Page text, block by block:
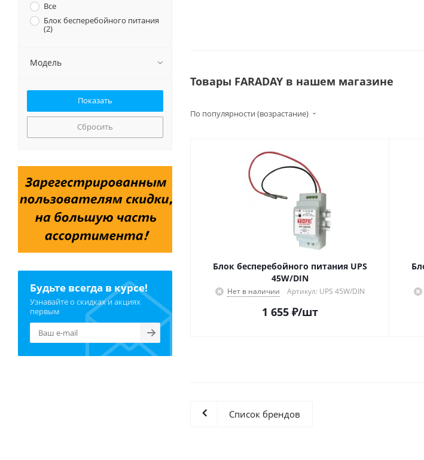
Товары FARADAY в нашем магазине
По популярности (возрастание)
Блок бесперебойного питания UPS
45W/DIN
Нет в наличии Артикул: UPS 45W/DIN
1 655 ₽/шт
Список брендов
Все
Блок бесперебойного питания
(2)
Модель
Сбросить
Будьте всегда в курсе!
Узнавайте о скидках и акциях
первым